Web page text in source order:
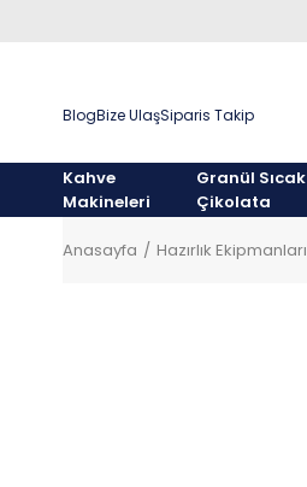
BlogBize UlaşSiparis Takip
Kahve
Makineleri
Granül Sıcak
Çikolata
Anasayfa Hazırlık Ekipmanları